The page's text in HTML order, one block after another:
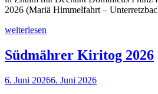
2026 (Mariä Himmelfahrt –
weiterlesen
Südmährer Kiritog 2026
6. Juni 20266. Juni 2026